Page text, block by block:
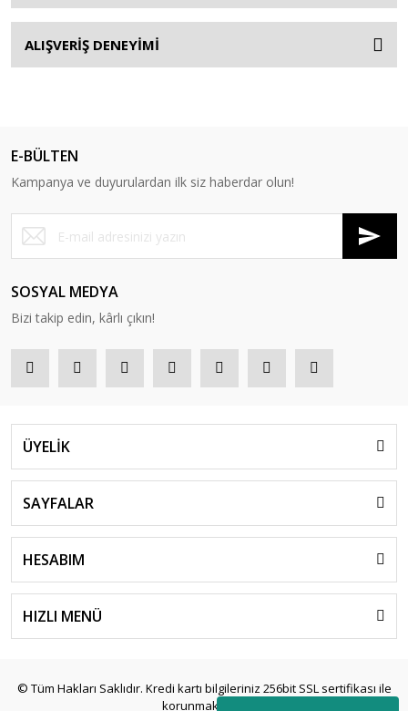
ALIŞVERİŞ DENEYİMİ
E-BÜLTEN
Kampanya ve duyurulardan ilk siz haberdar olun!
SOSYAL MEDYA
Bizi takip edin, kârlı çıkın!
ÜYELİK
SAYFALAR
HESABIM
HIZLI MENÜ
© Tüm Hakları Saklıdır. Kredi kartı bilgileriniz 256bit SSL sertifikası ile
korunmaktadır.